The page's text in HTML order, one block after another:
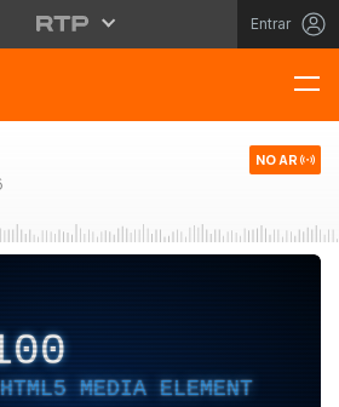
Entrar
NO AR
MEDIA ELEMENT